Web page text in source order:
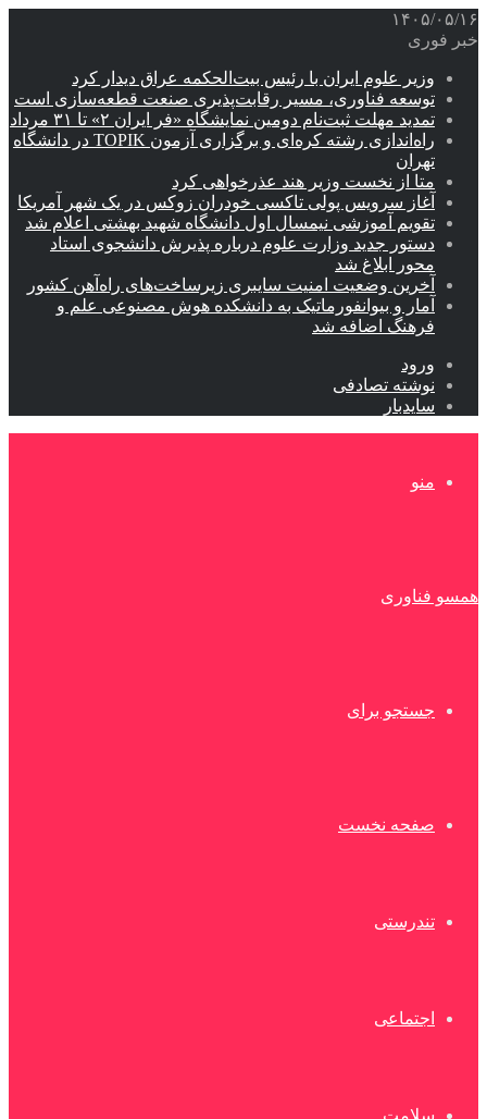
۱۴۰۵/۰۵/۱۶
خبر فوری
وزیر علوم ایران با رئیس بیت‌الحکمه عراق دیدار کرد
توسعه فناوری، مسیر رقابت‌پذیری صنعت قطعه‌سازی است
تمدید مهلت ثبت‌نام دومین نمایشگاه «فر ایران ۲» تا ۳۱ مرداد
راه‌اندازی رشته کره‌ای و برگزاری آزمون TOPIK در دانشگاه
تهران
متا از نخست وزیر هند عذرخواهی کرد
آغاز سرویس پولی تاکسی خودران زوکس در یک شهر آمریکا
تقویم آموزشی نیمسال اول دانشگاه شهید بهشتی اعلام شد
دستور جدید وزارت علوم درباره پذیرش دانشجوی استاد
محور ابلاغ شد
آخرین وضعیت امنیت سایبری زیرساخت‌های راه‌آهن کشور
آمار و بیوانفورماتیک به دانشکده هوش مصنوعی علم و
فرهنگ اضافه شد
ورود
نوشته تصادفی
سایدبار
منو
همسو فناوری
جستجو برای
صفحه نخست
تندرستی
اجتماعی
سلامت